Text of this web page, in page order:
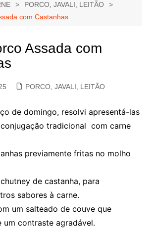
PORCO, JAVALI, LEITÃO
com Castanhas
Assada com
PORCO, JAVALI, LEITÃO
de domingo, resolvi apresentá-las
conjugação tradicional com carne
previamente fritas no molho
de castanha, para
sabores à carne.
um salteado de couve que
um contraste agradável.